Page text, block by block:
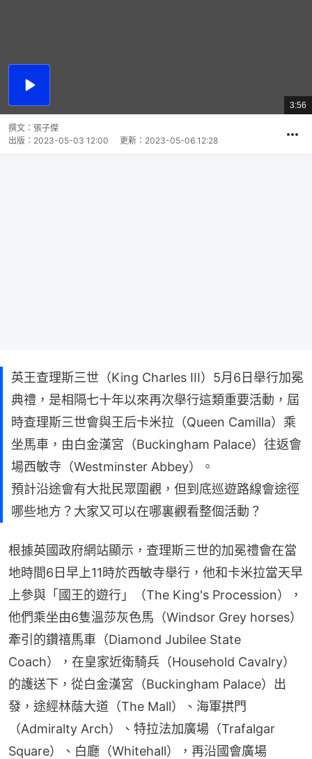
播
總
共
3:56
撰文： 張子傑
出版： 2023-05-03 12:00 更新： 2023-05-06 12:28
英王查理斯三世（King Charles III）5月6日舉行加冕
典禮，是相隔七十年以來再次舉行這類重要活動，屆
時查理斯三世會與王后卡米拉（Queen Camilla）乘
坐馬車，由白金漢宮（Buckingham Palace）往返會
場西敏寺（Westminster Abbey）。
預計沿途會有大批民眾圍觀，但到底巡遊路線會途徑
哪些地方？大家又可以在哪裏觀看整個活動？
根據英國政府網站顯示，查理斯三世的加冕禮會在當
地時間6日早上11時於西敏寺舉行，他和卡米拉當天早
上參與「國王的遊行」（The King's Procession），
他們乘坐由6隻溫莎灰色馬（Windsor Grey horses）
牽引的鑽禧馬車（Diamond Jubilee State
Coach），在皇家近衛騎兵（Household Cavalry）
的護送下，從白金漢宮（Buckingham Palace）出
發，途經林蔭大道（The Mall）、海軍拱門
（Admiralty Arch）、特拉法加廣場（Trafalgar
Square）、白廳（Whitehall），再沿國會廣場